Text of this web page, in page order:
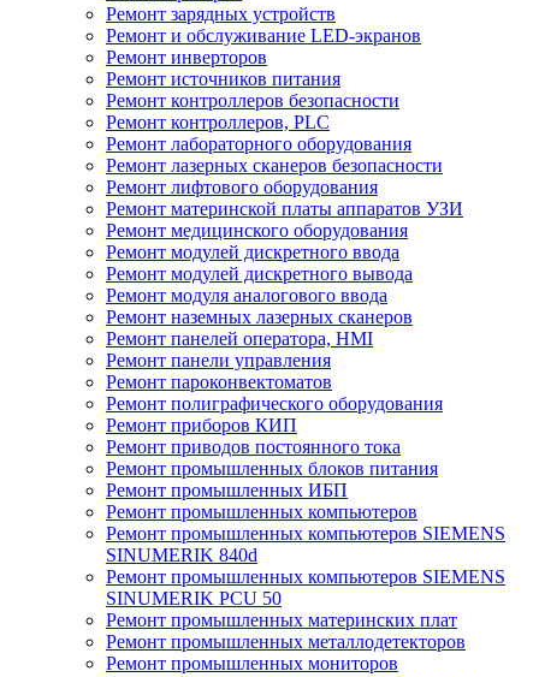
Ремонт зарядных устройств
Ремонт и обслуживание LED-экранов
Ремонт инверторов
Ремонт источников питания
Ремонт контроллеров безопасности
Ремонт контроллеров, PLC
Ремонт лабораторного оборудования
Ремонт лазерных сканеров безопасности
Ремонт лифтового оборудования
Ремонт материнской платы аппаратов УЗИ
Ремонт медицинского оборудования
Ремонт модулей дискретного ввода
Ремонт модулей дискретного вывода
Ремонт модуля аналогового ввода
Ремонт наземных лазерных сканеров
Ремонт панелей оператора, HMI
Ремонт панели управления
Ремонт пароконвектоматов
Ремонт полиграфического оборудования
Ремонт приборов КИП
Ремонт приводов постоянного тока
Ремонт промышленных блоков питания
Ремонт промышленных ИБП
Ремонт промышленных компьютеров
Ремонт промышленных компьютеров SIEMENS
SINUMERIK 840d
Ремонт промышленных компьютеров SIEMENS
SINUMERIK PCU 50
Ремонт промышленных материнских плат
Ремонт промышленных металлодетекторов
Ремонт промышленных мониторов